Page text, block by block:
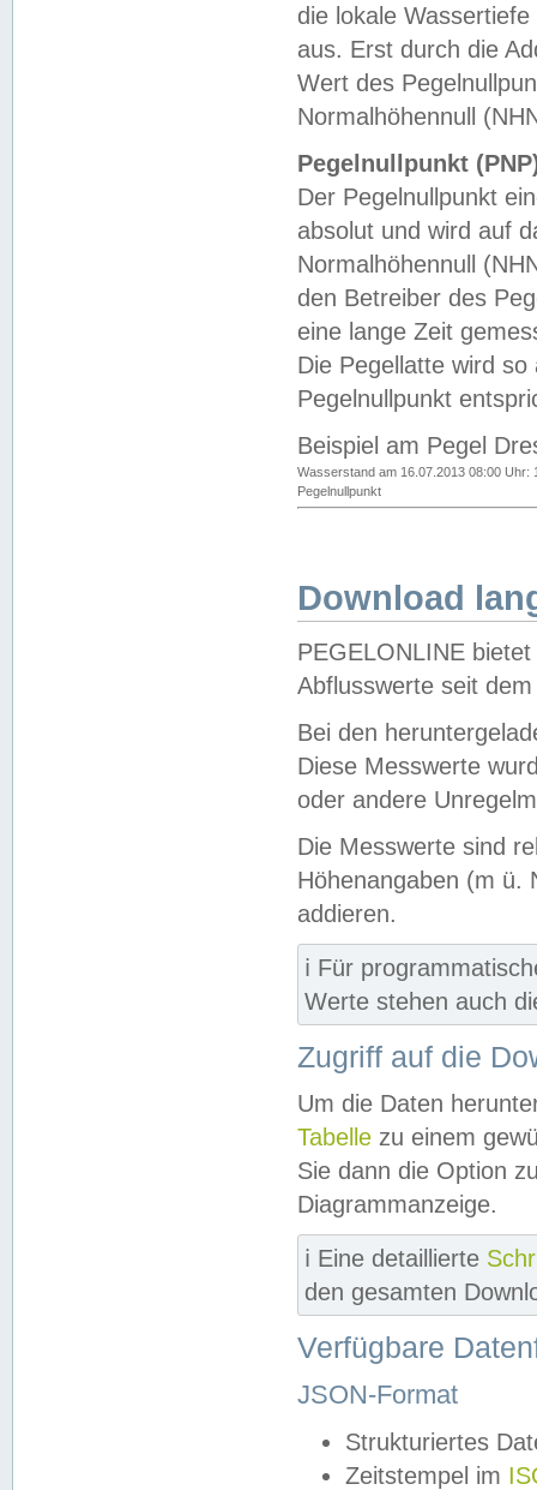
die lokale
aus. Erst durch die
Wert des
Normalhöhennull
Pegelnullpunkt
Der Pegelnullpunkt
absolut und wird auf
Normalhöhennull
den Betreiber des
eine lange Zeit
Die Pegellatte wird
Pegelnullpunkt
Beispiel am Pegel
Wasserstand am 16.07.2013 08:00 Uhr:
Pegelnullpunkt
Download
PEGELONLINE
Abflusswerte seit
Bei den
Diese Messwerte
oder andere
Die Messwerte sind
Höhenangaben (m ü.
addieren.
ℹ️ Für
Werte stehen auch
Zugriff auf die
Um die Daten
Tabelle zu einem
Sie dann die Option
Diagrammanzeige.
ℹ️ Eine detaillierte
den gesamten
Verfügbare
JSON-Format
Strukturiertes
Zeitstempel im